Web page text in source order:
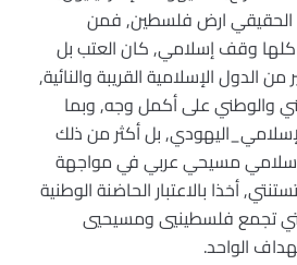
الحقيقي ارض فلسطين, فمن
وقف إسلامي, كان العتب بل
الدول الإسلامية القريبة والنائية,
والوطني على أكمل وجه, وبما
بل أكثر من ذلك
مسيحي عربي في مواجهة
أخذا بالاعتبار الحاضنة الوطنية
تجمع فلسطينيي ومسيحيي
الواحد.